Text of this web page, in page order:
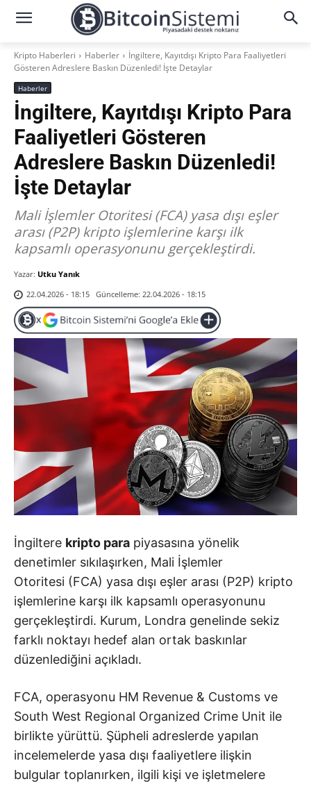
Kripto Haberleri Haberler
İngiltere, Kayıtdışı Kripto Para Faaliyetleri
Gösteren Adreslere Baskın Düzenledi! İşte Detaylar
Haberler
İngiltere, Kayıtdışı Kripto Para
Faaliyetleri Gösteren
Adreslere Baskın Düzenledi!
İşte Detaylar
Mali İşlemler Otoritesi (FCA) yasa dışı eşler
arası (P2P) kripto işlemlerine karşı ilk
kapsamlı operasyonunu gerçekleştirdi.
Yazar: Utku Yanık
22.04.2026 - 18:15 Güncelleme: 22.04.2026 - 18:15
İngiltere kripto para piyasasına yönelik
denetimler sıkılaşırken, Mali İşlemler
Otoritesi (FCA) yasa dışı eşler arası (P2P) kripto
işlemlerine karşı ilk kapsamlı operasyonunu
gerçekleştirdi. Kurum, Londra genelinde sekiz
farklı noktayı hedef alan ortak baskınlar
düzenlediğini açıkladı.
FCA, operasyonu HM Revenue & Customs ve
South West Regional Organized Crime Unit ile
birlikte yürüttü. Şüpheli adreslerde yapılan
incelemelerde yasa dışı faaliyetlere ilişkin
bulgular toplanırken, ilgili kişi ve işletmelere